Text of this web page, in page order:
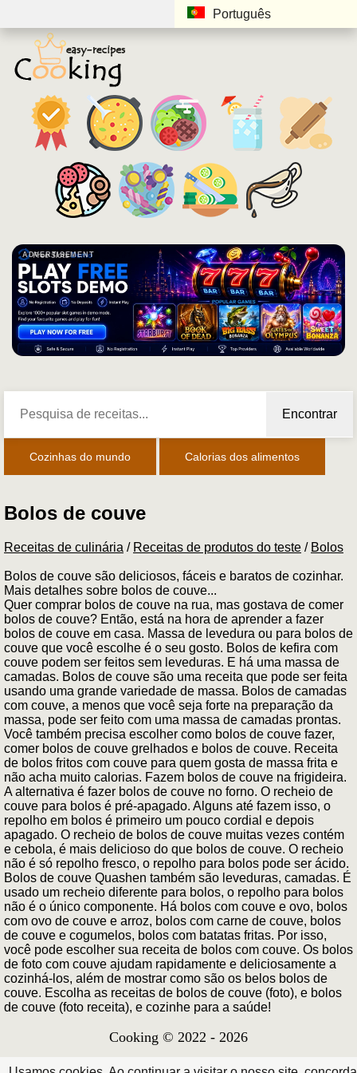
Português
ADVERTISEMENT
Encontrar
Cozinhas do mundo Calorias dos alimentos
Bolos de couve
Receitas de culinária / Receitas de produtos do teste / Bolos
Bolos de couve são deliciosos, fáceis e baratos de cozinhar.
Mais detalhes sobre bolos de couve...
Quer comprar bolos de couve na rua, mas gostava de comer
bolos de couve? Então, está na hora de aprender a fazer
bolos de couve em casa. Massa de levedura ou para bolos de
couve que você escolhe é o seu gosto. Bolos de kefira com
couve podem ser feitos sem leveduras. E há uma massa de
camadas. Bolos de couve são uma receita que pode ser feita
usando uma grande variedade de massa. Bolos de camadas
com couve, a menos que você seja forte na preparação da
massa, pode ser feito com uma massa de camadas prontas.
Você também precisa escolher como bolos de couve fazer,
comer bolos de couve grelhados e bolos de couve. Receita
de bolos fritos com couve para quem gosta de massa frita e
não acha muito calorias. Fazem bolos de couve na frigideira.
A alternativa é fazer bolos de couve no forno. O recheio de
couve para bolos é pré-apagado. Alguns até fazem isso, o
repolho em bolos é primeiro um pouco cordial e depois
apagado. O recheio de bolos de couve muitas vezes contém
e cebola, é mais delicioso do que bolos de couve. O recheio
não é só repolho fresco, o repolho para bolos pode ser ácido.
Bolos de couve Quashen também são leveduras, camadas. É
usado um recheio diferente para bolos, o repolho para bolos
não é o único componente. Há bolos com couve e ovo, bolos
com ovo de couve e arroz, bolos com carne de couve, bolos
de couve e cogumelos, bolos com batatas fritas. Por isso,
você pode escolher sua receita de bolos com couve. Os bolos
de foto com couve ajudam rapidamente e deliciosamente a
cozinhá-los, além de mostrar como são os belos bolos de
couve. Escolha as receitas de bolos de couve (foto), e bolos
de couve (foto receita), e cozinhe para a saúde!
Cooking © 2022 - 2026